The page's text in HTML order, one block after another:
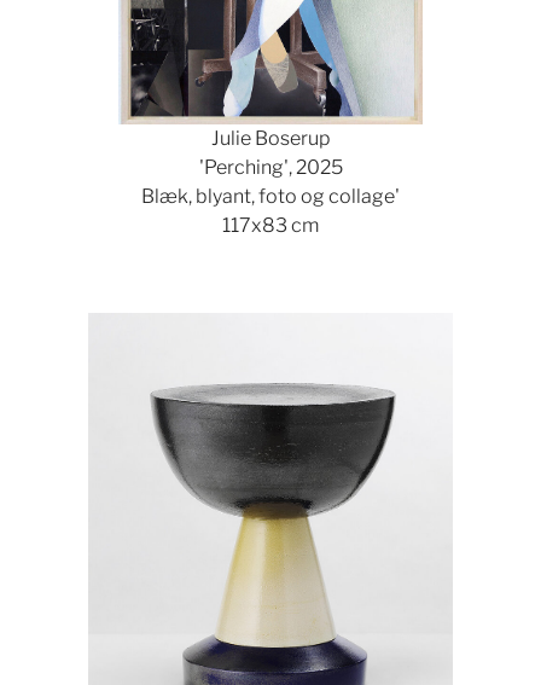
Julie Boserup
'Perching', 2025
Blæk, blyant, foto og collage'
117x83 cm